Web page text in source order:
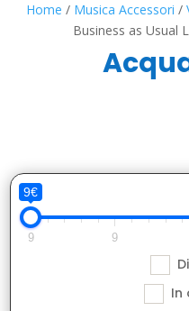
Home / Musica Accessori /
Business as Usual
9€
9 9
In